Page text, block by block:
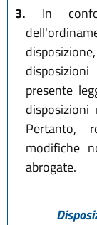
3. In
presente
Pertanto,
modifiche
abrogate.